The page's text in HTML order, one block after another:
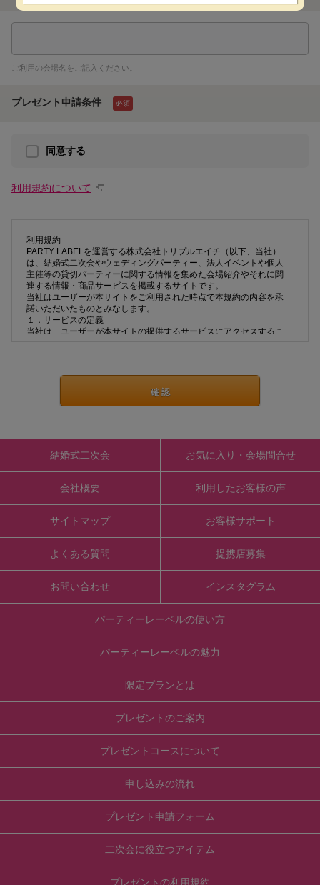
ご利用の会場名をご記入ください。
プレゼント申請条件 必須
同意する
利用規約について
利用規約
PARTY LABELを運営する株式会社トリプルエイチ（以下、当社）
は、結婚式二次会やウェディングパーティー、法人イベントや個人
主催等の貸切パーティーに関する情報を集めた会場紹介やそれに関
連する情報・商品サービスを掲載するサイトです。
当社はユーザーが本サイトをご利用された時点で本規約の内容を承
諾いただいたものとみなします。
１．サービスの定義
当社は、ユーザーが本サイトの提供するサービスにアクセスするこ
なる損害にも責任を負いません。
ユーザーが本サイトを通して行う取引は、すべてユーザーと「サー
ビス提供者」（取引の対象となるサービス又は商品を提供する者を
供者との間で直接解決していただくことになります。
る事業者に直接お問い合わせください。
当社は、通信回線やコンピュータ等の障害によるシステムの中断・
遅滞・中止・データの焼失、データへの不正アクセスにより生じた
損害、その他本サイトのサービスに関してユーザーに生じた損害に
ついて、一切責任を負わないものとします。また、ウェブページ、
サーバー、ドメイン等から送られるメール、コンテンツ等に、コン
ピュータ・ウィルス等の有害なものが含まれないことを保証しませ
ん。
当社はユーザー及びサービス提供者に対し、適宜上、情報提供やア
ドバイスを行うことがありますが、それにより責任を負うものでは
ありません。
２．個人情報の保護
リシーに従って厳重に管理します。
へ情報を公開することはありません。
基づく正式な照会を受けた場合に開示することがあります。
本サイトの利用に際しては、次の各号の行為を行うことを禁止しま
万一違反した場合、当社はユーザーの取引を停止したり、以後の取
引をお断りすることがあります。
また、ユーザーの違反行為により当社に損害が生じた場合、ユーザ
ーがその損害を賠償する責任を負うものとします。
当初より実施する意思なくパーティーの申込みをすること
他人になりすましてサービスや商品取引を行うこと
虚偽の情報を入力すること
本サイトを無断で営利目的に使用すること
当社が定める各種規約に違反すること
結婚式二次会
会社概要
サイトマップ
よくある質問
お問い合わせ
お気に入り・会場問合せ
利用したお客様の声
お客様サポート
提携店募集
インスタグラム
パーティーレーベルの使い方
パーティーレーベルの魅力
限定プランとは
プレゼントのご案内
プレゼントコースについて
申し込みの流れ
プレゼント申請フォーム
二次会に役立つアイテム
プレゼントの利用規約